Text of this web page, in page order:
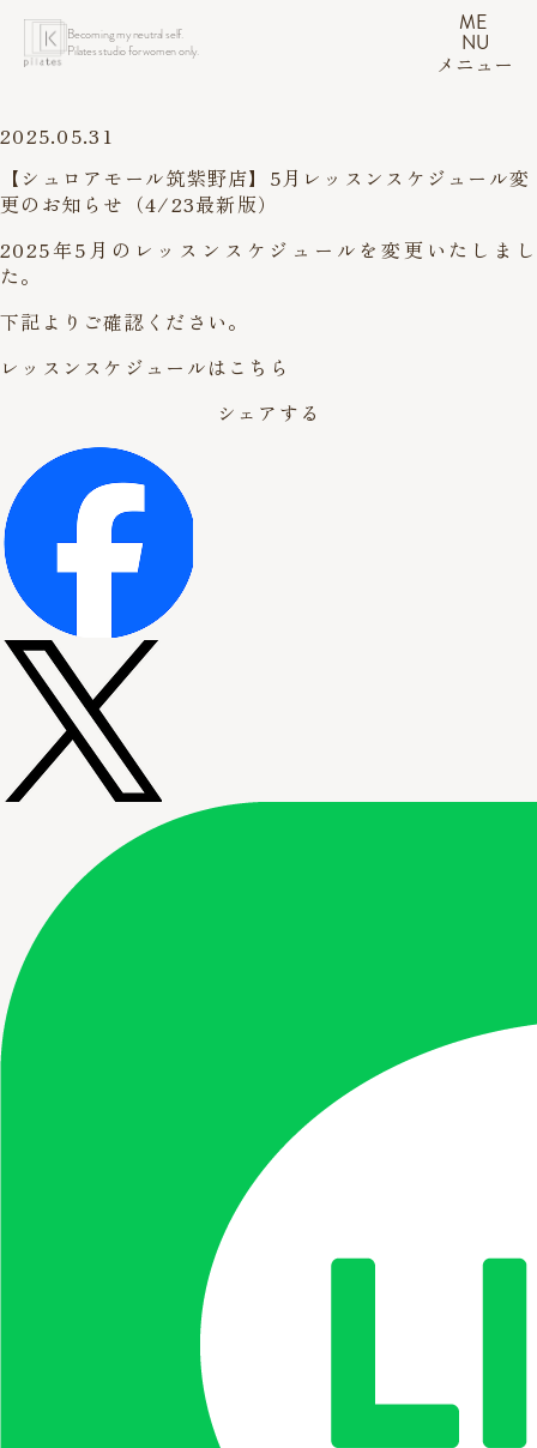
Becoming my neutral self.
Pilates studio for women only.
ME
NU
メニュー
2025.05.31
【シュロアモール筑紫野店】5月レッスンスケジュール変
更のお知らせ（4/23最新版）
2025年5月のレッスンスケジュールを変更いたしまし
た。
下記よりご確認ください。
レッスンスケジュールはこちら
シェアする